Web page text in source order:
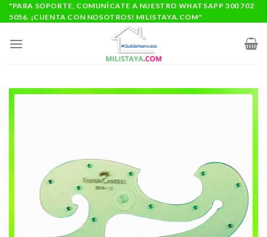
Saltar
al
"PARA SOPORTE, COMUNÍCATE A NUESTRO WHATSAPP 300 702
5056. ¡CUENTA CON NOSOTROS! MILISTAYA.COM"